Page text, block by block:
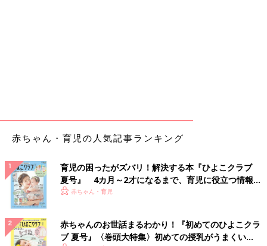
赤ちゃん・育児の人気記事ランキング
育児の困ったがズバリ！解決する本『ひよこクラブ
夏号』 4カ月～2才になるまで、育児に役立つ情報が
いっぱい！
赤ちゃん・育児
赤ちゃんのお世話まるわかり！『初めてのひよこクラ
ブ 夏号』〈巻頭大特集〉初めての授乳がうまくい